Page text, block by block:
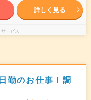
詳しく見る
ービス
勤のお仕事！調